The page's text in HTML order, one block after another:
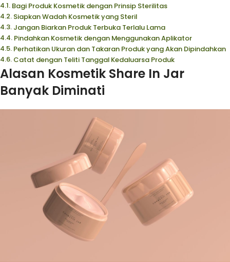
Bagi Produk Kosmetik dengan Prinsip Sterilitas
Siapkan Wadah Kosmetik yang Steril
Jangan Biarkan Produk Terbuka Terlalu Lama
Pindahkan Kosmetik dengan Menggunakan Aplikator
Perhatikan Ukuran dan Takaran Produk yang Akan Dipindahkan
Catat dengan Teliti Tanggal Kedaluarsa Produk
Alasan Kosmetik Share In Jar
Banyak Diminati